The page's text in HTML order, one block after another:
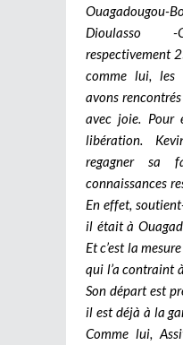
Ouagadougou-
Dioulasso -
respectivement
comme lui, les
avons
avec joie. Pour
libération.
regagner sa
connaissances
En effet,
il était à
Et c’est la
qui l’a contraint
Son départ est
il est déjà à la
Comme lui,